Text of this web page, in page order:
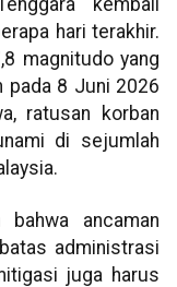
kembali
hari terakhir.
magnitudo yang
pada 8 Juni 2026
ratusan korban
di sejumlah
ancaman
administrasi
juga harus